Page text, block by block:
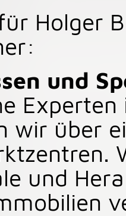
Holger
und
wir über
und